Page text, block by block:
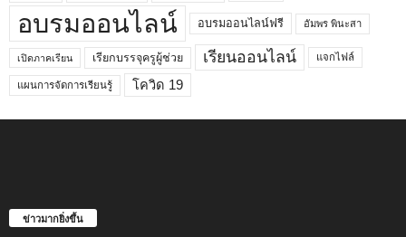
อบรมออนไลน์ อบรมออนไลน์ฟรี อัมพร พินะสา
เปิดภาคเรียน เรียกบรรจุครูผู้ช่วย เรียนออนไลน์ แจกไฟล์
แผนการจัดการเรียนรู้ โควิด 19
ข่าวมากยิ่งขึ้น